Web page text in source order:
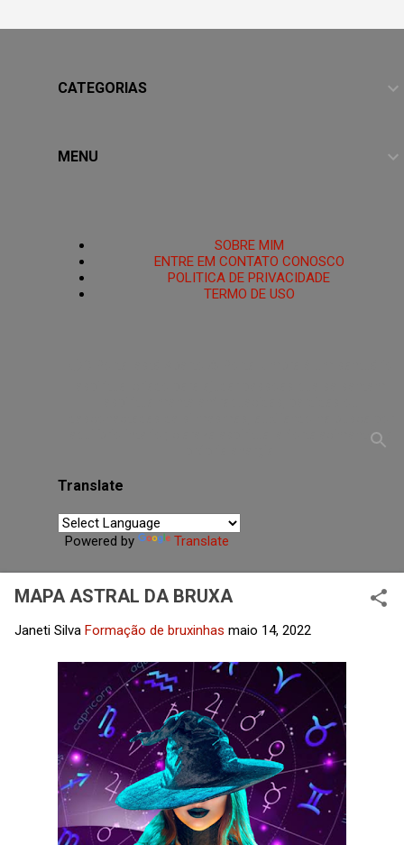
CATEGORIAS
MENU
SOBRE MIM
ENTRE EM CONTATO CONOSCO
POLITICA DE PRIVACIDADE
TERMO DE USO
equilíbrio interior, clareza espiritual e fortalecimento da
Translate
Powered by Translate
MAPA ASTRAL DA BRUXA
Janeti Silva Formação de bruxinhas maio 14, 2022